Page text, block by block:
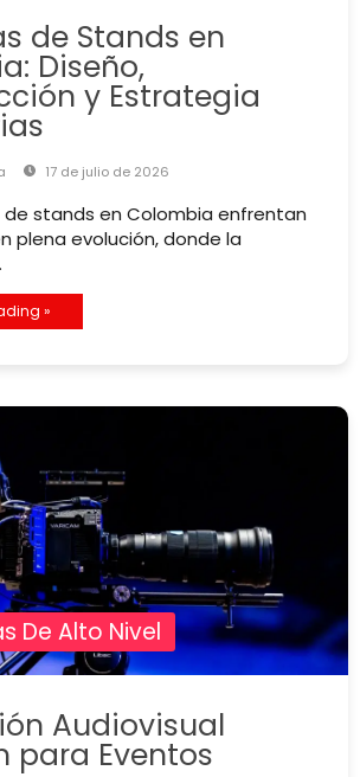
de Stands en
Diseño,
y Estrategia
17 de julio de 2026
de stands en Colombia enfrentan
plena evolución, donde la
»
De Alto Nivel
Audiovisual
para Eventos